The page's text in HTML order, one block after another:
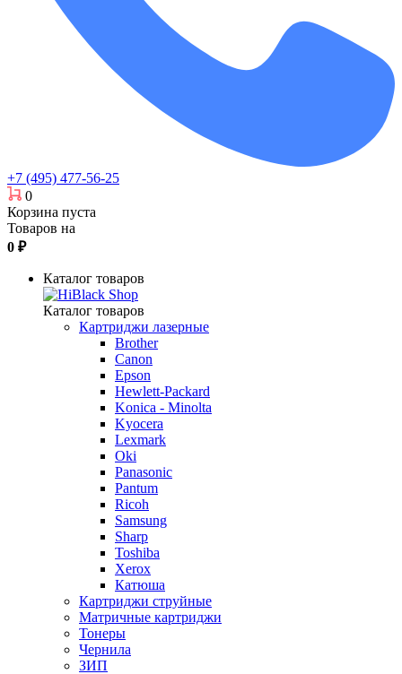
+7 (495) 477-56-25
0
Корзина пуста
Товаров на
0 ₽
Каталог товаров
Каталог товаров
Картриджи лазерные
Brother
Canon
Epson
Hewlett-Packard
Konica - Minolta
Kyocera
Lexmark
Oki
Panasonic
Pantum
Ricoh
Samsung
Sharp
Toshiba
Xerox
Катюша
Картриджи струйные
Матричные картриджи
Тонеры
Чернила
ЗИП